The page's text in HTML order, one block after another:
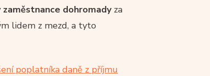
zaměstnance dohromadyza
lidem z mezd, a tyto
poplatníka daně z příjmu